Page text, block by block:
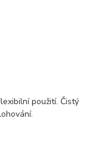
použití. Čistý